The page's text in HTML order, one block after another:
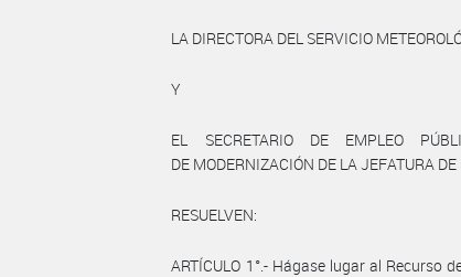
LA DIRECTORA DEL SERVICIO
Y
EL SECRETARIO DE EMPLEO
DE MODERNIZACIÓN DE LA JEFATURA
RESUELVEN:
ARTÍCULO 1°.- Hágase lugar al Recurso